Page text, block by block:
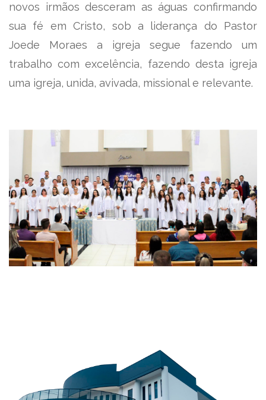
novos irmãos desceram as águas confirmando
sua fé em Cristo, sob a liderança do Pastor
Joede Moraes a igreja segue fazendo um
trabalho com excelência, fazendo desta igreja
uma igreja, unida, avivada, missional e relevante.